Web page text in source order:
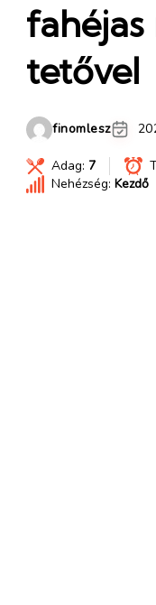
tetővel
finomlesz
Adag: 7
Nehézség: Kezdő